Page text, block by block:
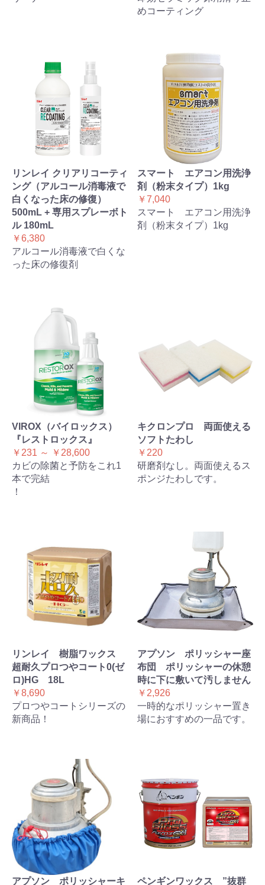
めコーティング
リンレイ クリアリコーティ
ング（アルコール消毒液で
白くなった床の修復）
500mL + 専用スプレーボト
ル 180mL
￥6,380
アルコール消毒液で白くな
った床の修復剤
スマート エアコン用洗浄
剤（粉末タイプ）1kg
￥7,040
スマート エアコン用洗浄
剤（粉末タイプ）1kg
VIROX（バイロックス）
『レストロックス』
￥231 ～ ￥28,600
カビの除菌と予防をこれ1
本で完結
！
キクロンプロ 両面使える
ソフトたわし
￥220
研磨剤なし。両面使えるス
ポンジたわしです。
リンレイ 樹脂ワックス
超耐久プロつやコート0(ゼ
ロ)HG 18L
￥8,690
プロつやコートシリーズの
新商品！
アプソン ポリッシャー座
布団 ポリッシャーの休憩
時に下に敷いて汚しません
￥2,926
一時的なポリッシャー置き
場におすすめの一品です。
アプソン ポリッシャーキ ペンギンワックス ”抜群